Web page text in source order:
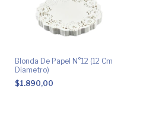
Blonda De Papel N°12 (12 Cm
Diametro)
$1.890,00